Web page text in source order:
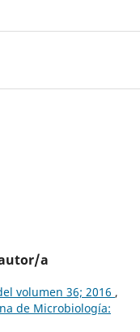
a
volumen 36; 2016 ,
de Microbiología: